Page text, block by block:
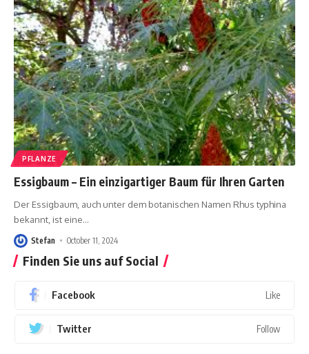
PFLANZE
Essigbaum – Ein einzigartiger Baum für Ihren Garten
Der Essigbaum, auch unter dem botanischen Namen Rhus typhina
bekannt, ist eine…
Stefan October 11, 2024
Finden Sie uns auf Social
Facebook Like
Twitter Follow